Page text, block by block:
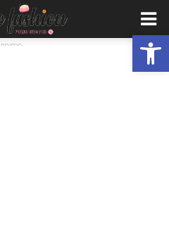
פתח סרגל נגישות - פרסומת -